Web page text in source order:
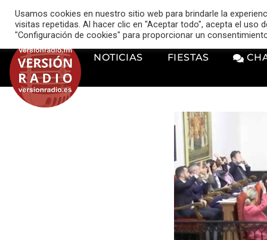
music_note VERSIÓN RADIO
NOTICIAS FIESTAS
Usamos cookies en nuestro sitio web para brindarle la
visitas repetidas. Al hacer clic en "Aceptar todo", acepta el uso
"Configuración de cookies" para proporcionar un